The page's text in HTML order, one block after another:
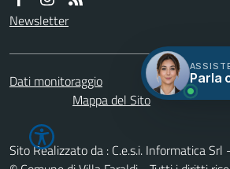
Newsletter
Dati monitoraggio Servizi
Mappa del Sito
Sito Realizzato da : C.e.s.i. Informatica Srl
Parla